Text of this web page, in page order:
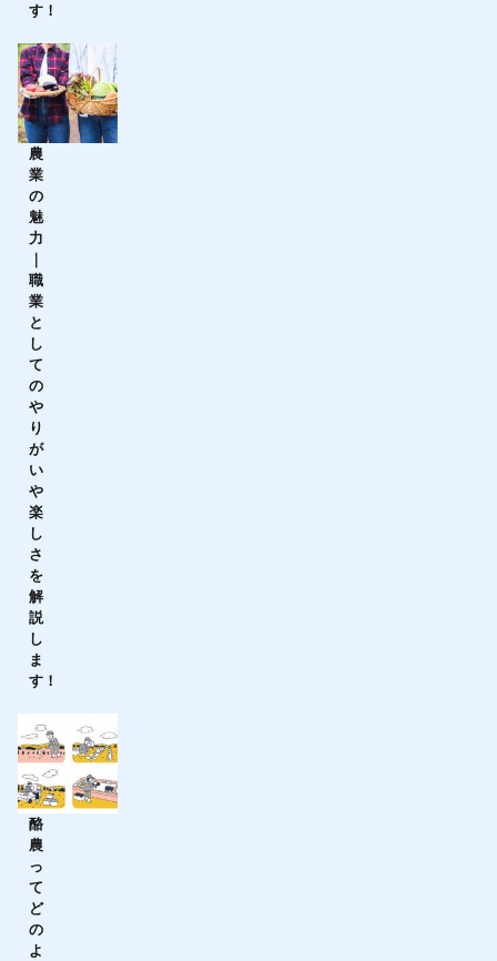
す！
農
業
の
魅
力
｜
職
業
と
し
て
の
や
り
が
い
や
楽
し
さ
を
解
説
し
ま
す！
酪
農
っ
て
ど
の
よ